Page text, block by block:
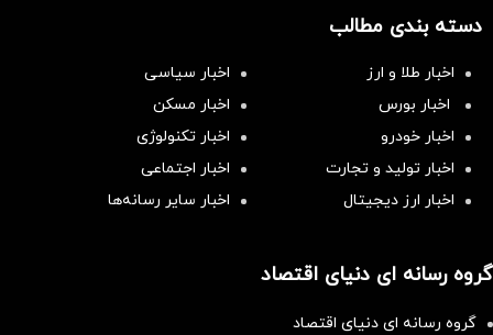
دسته بندی مطالب
اخبار طلا و ارز
اخبار سیاسی
اخبار بورس
اخبار مسکن
اخبار خودرو
اخبار تکنولوژی
اخبار تولید و تجارت
اخبار اجتماعی
اخبار ارز دیجیتال
اخبار سایر رسانه‌‌ها
گروه رسانه ای دنیای اقتصاد
گروه رسانه ای دنیای اقتصاد